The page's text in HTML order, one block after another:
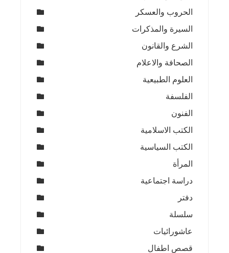
الحروب والعسكر
السيرة والمذكرات
الشرع والقانون
الصحافة والاعلام
العلوم الطبيعية
الفلسفة
الفنون
الكتب الاسلامية
الكتب السياسية
المرأة
دراسة اجتماعية
دفتر
سلسلة
عاشورائيات
قصص اطفال